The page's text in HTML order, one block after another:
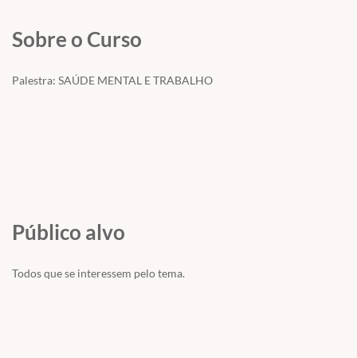
Sobre o Curso
Palestra: SAÚDE MENTAL E TRABALHO
Público alvo
Todos que se interessem pelo tema.